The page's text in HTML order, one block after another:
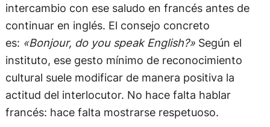
intercambio con ese saludo en francés antes de
continuar en inglés. El consejo concreto
es: «Bonjour, do you speak English?»Según el
instituto, ese gesto mínimo de reconocimiento
cultural suele modificar de manera positiva la
actitud del interlocutor. No hace falta hablar
francés: hace falta mostrarse respetuoso.